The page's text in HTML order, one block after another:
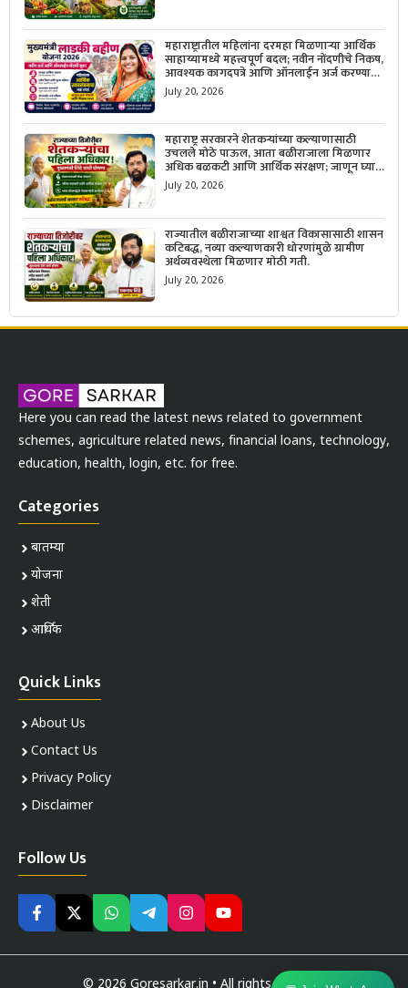
महाराष्ट्रातील महिलांना दरमहा मिळणाऱ्या आर्थिक
साहाय्यामध्ये महत्त्वपूर्ण बदल; नवीन नोंदणीचे निकष,
आवश्यक कागदपत्रे आणि ऑनलाईन अर्ज करण्याची
सोपी प्रक्रिया जाणून घ्या.
July 20, 2026
महाराष्ट्र सरकारने शेतकऱ्यांच्या कल्याणासाठी
उचलले मोठे पाऊल, आता बळीराजाला मिळणार
अधिक बळकटी आणि आर्थिक संरक्षण; जाणून घ्या
सरकारचा नवा संकल्प.
July 20, 2026
राज्यातील बळीराजाच्या शाश्वत विकासासाठी शासन
कटिबद्ध, नव्या कल्याणकारी धोरणांमुळे ग्रामीण
अर्थव्यवस्थेला मिळणार मोठी गती.
July 20, 2026
Here you can read the latest news related to government
schemes, agriculture related news, financial loans, technology,
education, health, login, etc. for free.
Categories
बातम्या
योजना
शेती
आर्थिक
Quick Links
About Us
Contact Us
Privacy Policy
Disclaimer
Follow Us